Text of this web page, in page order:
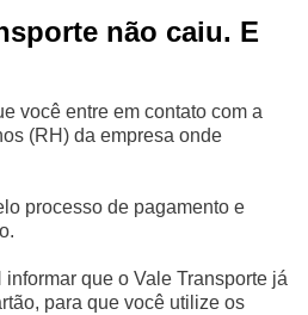
não caiu. E
você entre em contato com a
(RH) da empresa onde
processo de pagamento e
que o Vale Transporte já
para que você utilize os